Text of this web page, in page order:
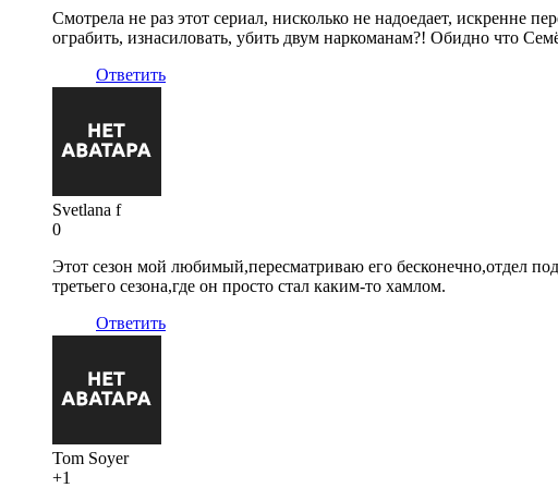
Смотрела не раз этот сериал, нисколько не надоедает, искренне
ограбить, изнасиловать, убить двум наркоманам?! Обидно что
Ответить
Svetlana f
0
Этот сезон мой любимый,пересматриваю его бесконечно,отдел
третьего сезона,где он просто стал каким-то хамлом.
Ответить
Tom Soyer
+1